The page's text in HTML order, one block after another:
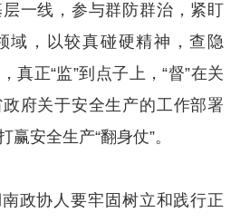
一线，参与群防群治，紧盯
域，以较真碰硬精神，查隐
真正“监”到点子上，“督”在关
府关于安全生产的工作部署
安全生产“翻身仗”。
政协人要牢固树立和践行正